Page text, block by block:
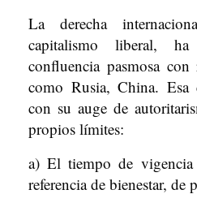
La derecha
capitalismo liberal,
confluencia pasmosa con
como Rusia, China. Esa
con su auge de
propios límites:
a) El tiempo de vigencia
referencia de bienestar, de